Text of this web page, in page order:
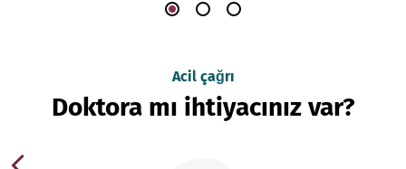
Acil çağrı
Doktora mı ihtiyacınız var?